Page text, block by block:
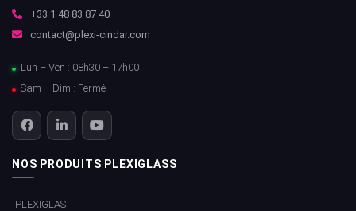
+33 1 48 83 87 40
contact@plexi-cindar.com
Lun – Ven : 08h30 – 17h00
Sam – Dim : Fermé
NOS PRODUITS PLEXIGLASS
PLEXIGLAS